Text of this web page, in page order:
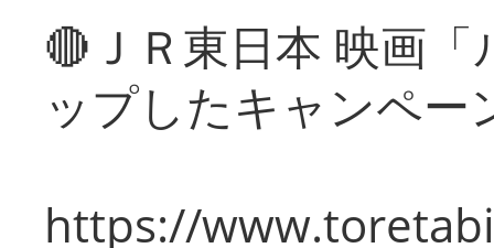
🔴ＪＲ東日本 映画
ップしたキャンペー
https://